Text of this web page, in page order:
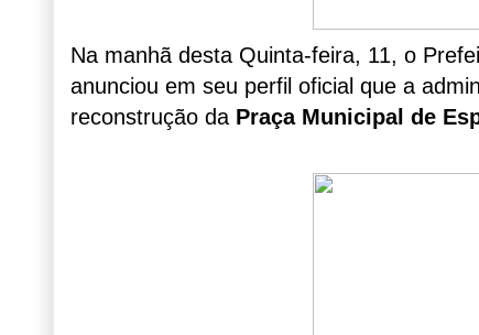
Na manhã desta Quinta-feira, 11, o
anunciou em seu perfil oficial que a
reconstrução da Praça Municipal de